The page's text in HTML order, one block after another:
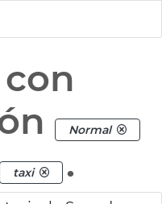
Normal
taxi .